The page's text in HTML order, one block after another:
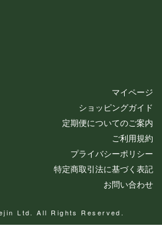
マイページ
ショッピングガイド
定期便についてのご案内
ご利用規約
プライバシーポリシー
特定商取引法に基づく表記
お問い合わせ
Ltd. All Rights Reserved.